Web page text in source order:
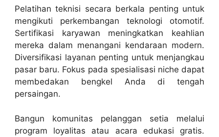
Pelatihan teknisi secara berkala penting untuk
mengikuti perkembangan teknologi otomotif.
Sertifikasi karyawan meningkatkan keahlian
mereka dalam menangani kendaraan modern.
Diversifikasi layanan penting untuk menjangkau
pasar baru. Fokus pada spesialisasi niche dapat
membedakan bengkel Anda di tengah
persaingan.
Bangun komunitas pelanggan setia melalui
program loyalitas atau acara edukasi gratis.